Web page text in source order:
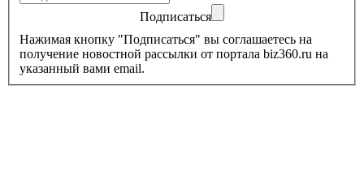
Подписаться
Нажимая кнопку "Подписаться" вы соглашаетесь на
получение новостной рассылки от портала biz360.ru на
указанный вами email.